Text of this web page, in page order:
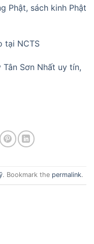
Phật, sách kinh Phật
tại NCTS
Sơn Nhất uy tín,
. Bookmark the permalink.